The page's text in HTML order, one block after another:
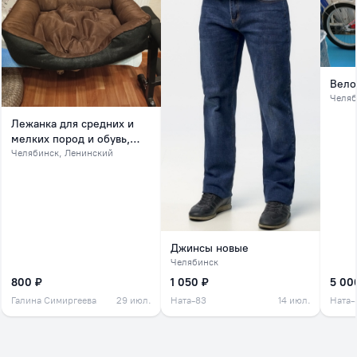
Лежанка для средних и
мелких пород и обувь,
обувь на зиму
Челябинск, Ленинский
800 ₽
Галина Симиргеева 29 июл.
Джинсы новые
Челябинск
1 050 ₽
Ната-83 14 июл.
5
Ната-